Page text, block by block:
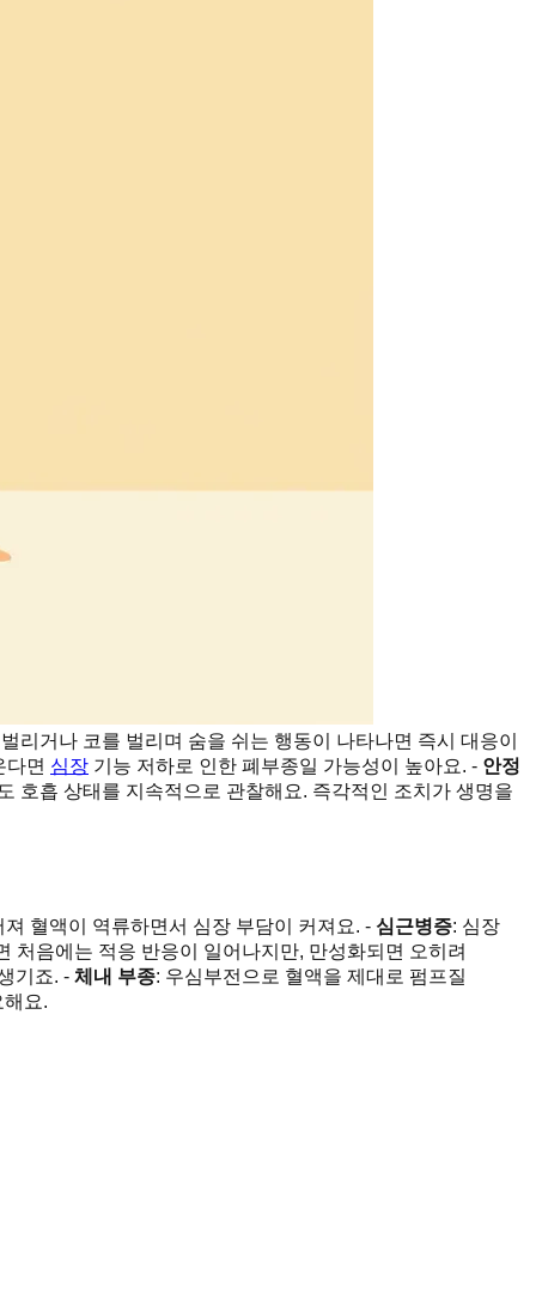
리거나 코를 벌리며 숨을 쉬는 행동이 나타나면 즉시 대응이
다면 심장 기능 저하로 인한 폐부종일 가능성이 높아요. - 안정
호흡 상태를 지속적으로 관찰해요. 즉각적인 조치가 생명을
혈액이 역류하면서 심장 부담이 커져요. - 심근병증: 심장
처음에는 적응 반응이 일어나지만, 만성화되면 오히려
기죠. - 체내 부종: 우심부전으로 혈액을 제대로 펌프질
요.